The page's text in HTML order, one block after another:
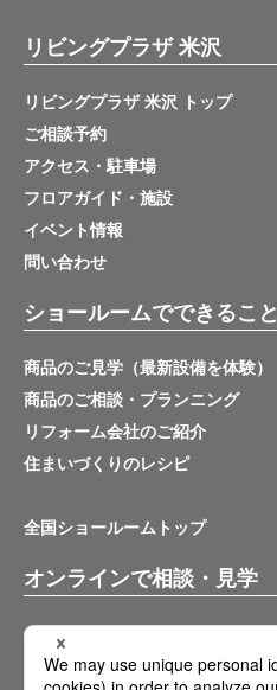
リビングプラザ 米沢
リビングプラザ 米沢 トップ
ご相談予約
アクセス・駐車場
フロアガイド・施設
イベント情報
問い合わせ
ショールームでできること
商品のご見学（最新設備を体験）
商品のご相談・プランニング
リフォーム会社のご紹介
住まいづくりのレシピ
全国ショールームトップ
オンラインで相談・見学
バーチャルショールーム
オンライン相談サービス